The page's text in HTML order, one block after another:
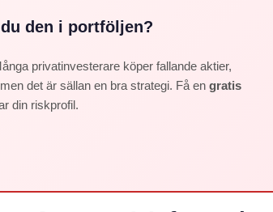
den i portföljen?
privatinvesterare köper fallande aktier,
det är sällan en bra strategi. Få en gratis
din riskprofil.